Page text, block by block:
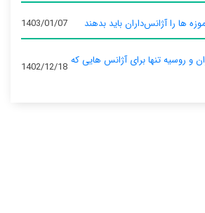
ها را آژانس‌داران باید بدهند 1403/01/07
و روسیه تنها برای آژانس‌ هایی که 1402/12/18